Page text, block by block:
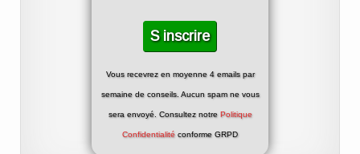
Vous recevrez en moyenne 4 emails par
semaine de conseils. Aucun spam ne vous
sera envoyé. Consultez notre Politique
Confidentialité conforme GRPD